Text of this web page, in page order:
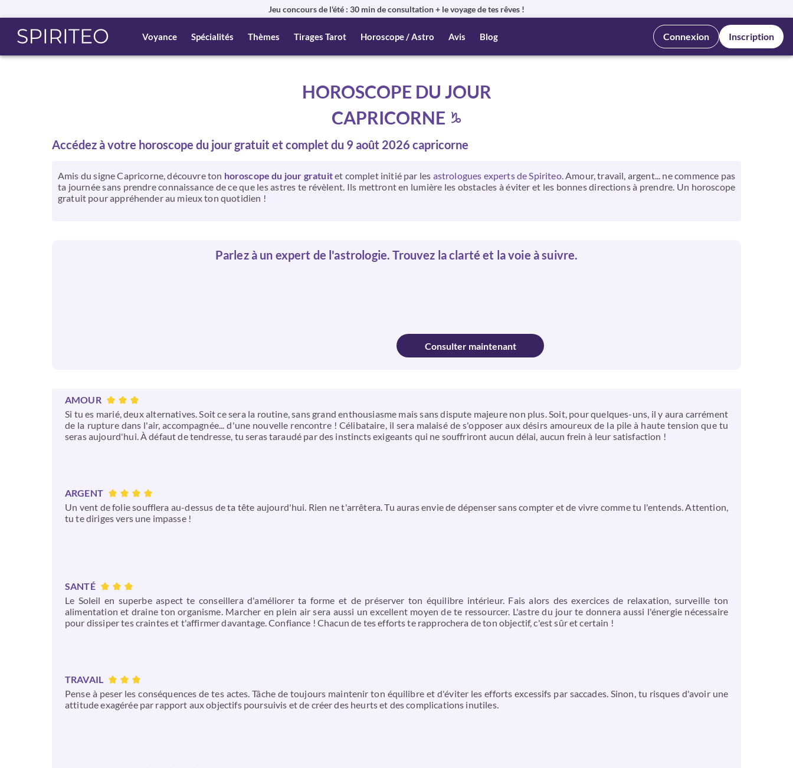
Jeu concours de l'été : 30 min de consultation + le voyage de tes rêves !
Voyance Spécialités Thèmes Tirages Tarot Horoscope / Astro Avis Blog Connexion Inscription
HOROSCOPE DU JOUR
CAPRICORNE
Accédez à votre horoscope du jour gratuit et complet du 9 août 2026 capricorne
Amis du signe Capricorne, découvre ton horoscope du jour gratuitet complet initié par les astrologues experts de Spiriteo. Amour, travail, argent... ne commence pas
ta journée sans prendre connaissance de ce que les astres te révèlent. Ils mettront en lumière les obstacles à éviter et les bonnes directions à prendre. Un horoscope
gratuit pour appréhender au mieux ton quotidien !
Parlez à un expert de l'astrologie. Trouvez la clarté et la voie à suivre.
Consulter maintenant
AMOUR
Si tu es marié, deux alternatives. Soit ce sera la routine, sans grand enthousiasme mais sans dispute majeure non plus. Soit, pour quelques-uns, il y aura carrément
de la rupture dans l'air, accompagnée... d'une nouvelle rencontre ! Célibataire, il sera malaisé de s'opposer aux désirs amoureux de la pile à haute tension que tu
seras aujourd'hui. À défaut de tendresse, tu seras taraudé par des instincts exigeants qui ne souffriront aucun délai, aucun frein à leur satisfaction !
ARGENT
Un vent de folie soufflera au-dessus de ta tête aujourd'hui. Rien ne t'arrêtera. Tu auras envie de dépenser sans compter et de vivre comme tu l'entends. Attention,
tu te diriges vers une impasse !
SANTÉ
Le Soleil en superbe aspect te conseillera d'améliorer ta forme et de préserver ton équilibre intérieur. Fais alors des exercices de relaxation, surveille ton
alimentation et draine ton organisme. Marcher en plein air sera aussi un excellent moyen de te ressourcer. L'astre du jour te donnera aussi l'énergie nécessaire
pour dissiper tes craintes et t'affirmer davantage. Confiance ! Chacun de tes efforts te rapprochera de ton objectif, c'est sûr et certain !
TRAVAIL
Pense à peser les conséquences de tes actes. Tâche de toujours maintenir ton équilibre et d'éviter les efforts excessifs par saccades. Sinon, tu risques d'avoir une
attitude exagérée par rapport aux objectifs poursuivis et de créer des heurts et des complications inutiles.